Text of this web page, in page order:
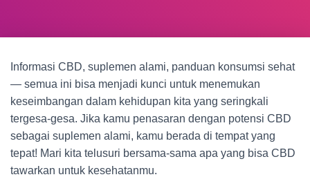
Informasi CBD, suplemen alami, panduan konsumsi sehat
— semua ini bisa menjadi kunci untuk menemukan
keseimbangan dalam kehidupan kita yang seringkali
tergesa-gesa. Jika kamu penasaran dengan potensi CBD
sebagai suplemen alami, kamu berada di tempat yang
tepat! Mari kita telusuri bersama-sama apa yang bisa CBD
tawarkan untuk kesehatanmu.